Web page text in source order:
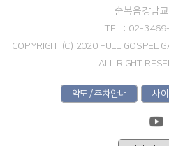
순복음강남교
TEL : 02-
COPYRIGHT(C) 2020 FULL GOSPEL
ALL RIGHT
약도 / 주차안내 사